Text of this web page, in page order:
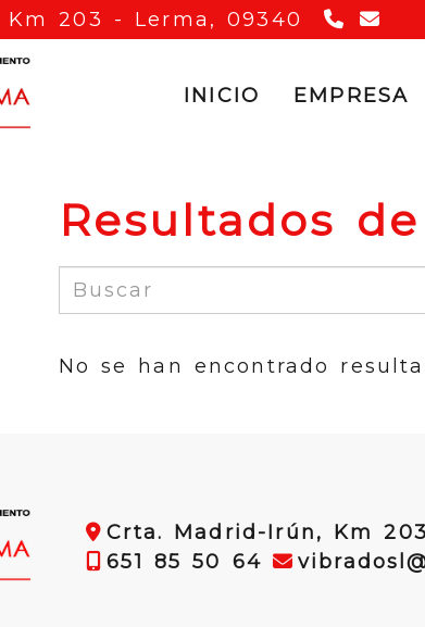
Km 203 - Lerma,09340 947
INICIO EMPRESA
Resultados
No se han encontrado
Crta. Madrid-Irún, Km
651 85 50 64
vibradosl